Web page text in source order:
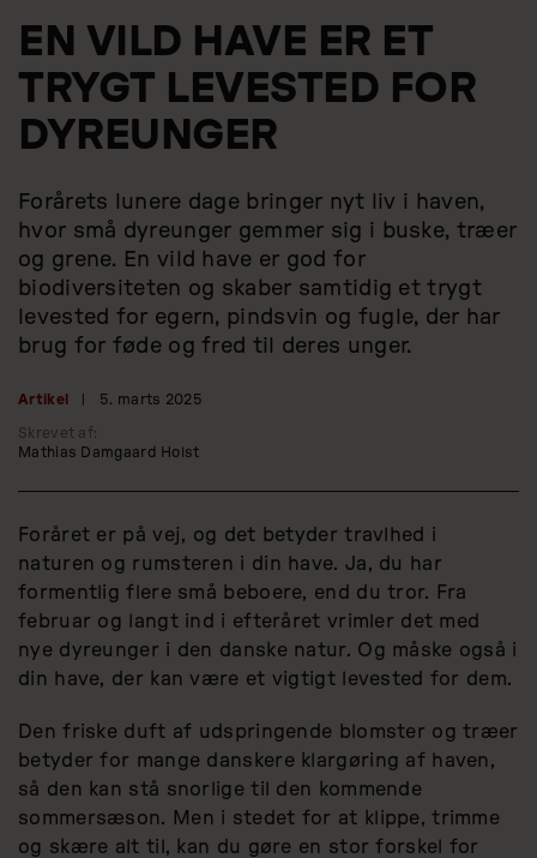
EN VILD HAVE ER ET
TRYGT LEVESTED FOR
DYREUNGER
Forårets lunere dage bringer nyt liv i haven,
hvor små dyreunger gemmer sig i buske, træer
og grene. En vild have er god for
biodiversiteten og skaber samtidig et trygt
levested for egern, pindsvin og fugle, der har
brug for føde og fred til deres unger.
Artikel 5. marts 2025
Skrevet af:
Mathias Damgaard Holst
Foråret er på vej, og det betyder travlhed i
naturen og rumsteren i din have. Ja, du har
formentlig flere små beboere, end du tror. Fra
februar og langt ind i efteråret vrimler det med
nye dyreunger i den danske natur. Og måske også i
din have, der kan være et vigtigt levested for dem.
Den friske duft af udspringende blomster og træer
betyder for mange danskere klargøring af haven,
så den kan stå snorlige til den kommende
sommersæson. Men i stedet for at klippe, trimme
og skære alt til, kan du gøre en stor forskel for